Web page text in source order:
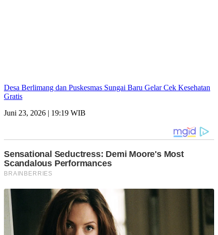
Desa Berlimang dan Puskesmas Sungai Baru Gelar Cek Kesehatan
Gratis
Juni 23, 2026 | 19:19 WIB